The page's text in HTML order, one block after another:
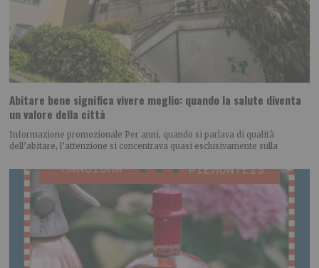
Abitare bene significa vivere meglio: quando la salute diventa
un valore della città
Informazione promozionale Per anni, quando si parlava di qualità
dell’abitare, l’attenzione si concentrava quasi esclusivamente sulla